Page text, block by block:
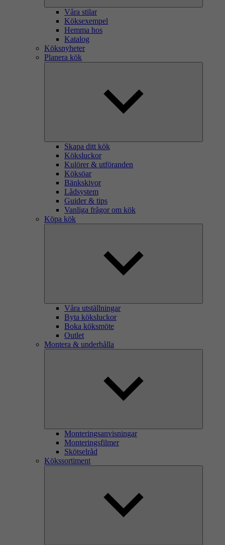
Våra stilar
Köksexempel
Hemma hos
Katalog
Köksnyheter
Planera kök
Skapa ditt kök
Köksluckor
Kulörer & utföranden
Köksöar
Bänkskivor
Lådsystem
Guider & tips
Vanliga frågor om kök
Köpa kök
Våra utställningar
Byta köksluckor
Boka köksmöte
Outlet
Montera & underhålla
Monteringsanvisningar
Monteringsfilmer
Skötselråd
Kökssortiment